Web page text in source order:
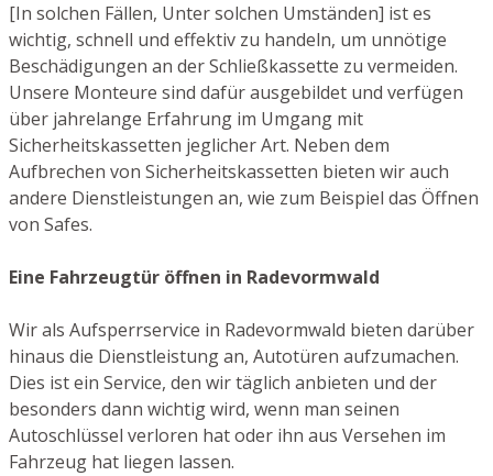
[In solchen Fällen, Unter solchen Umständen] ist es
wichtig, schnell und effektiv zu handeln, um unnötige
Beschädigungen an der Schließkassette zu vermeiden.
Unsere Monteure sind dafür ausgebildet und verfügen
über jahrelange Erfahrung im Umgang mit
Sicherheitskassetten jeglicher Art. Neben dem
Aufbrechen von Sicherheitskassetten bieten wir auch
andere Dienstleistungen an, wie zum Beispiel das Öffnen
von Safes.
Eine Fahrzeugtür öffnen in Radevormwald
Wir als Aufsperrservice in Radevormwald bieten darüber
hinaus die Dienstleistung an, Autotüren aufzumachen.
Dies ist ein Service, den wir täglich anbieten und der
besonders dann wichtig wird, wenn man seinen
Autoschlüssel verloren hat oder ihn aus Versehen im
Fahrzeug hat liegen lassen.